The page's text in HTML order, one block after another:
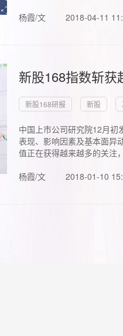
杨霞/文
2018-04-11
新股168指数斩
新股168研报 新股
中国上市公司研究院12月初
表现、影响因素及基本面异
值正在获得越来越多的关注
杨霞/文
2018-01-10